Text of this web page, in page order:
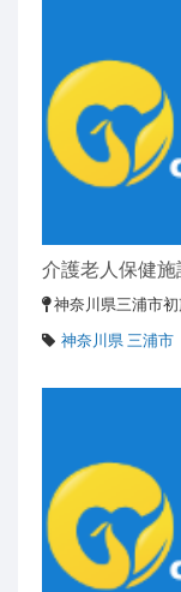
介護老人保健
神奈川県三浦市
神奈川県 三浦市